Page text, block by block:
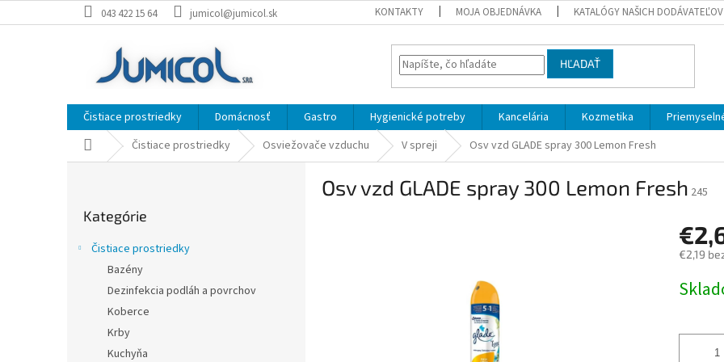
na
043 422 15 64 jumicol@jumicol.sk KONTAKTY MOJA OBJEDNÁVKA KATALÓGY NAŠICH DODÁVATEĽOV
HĽADAŤ
Čistiace prostriedky Domácnosť Gastro Hygienické potreby Kancelária Kozmetika
Domov Čistiace prostriedky Osviežovače vzduchu V spreji Osv vzd GLADE spray 300 Lemon Fresh
kategórie
Kategórie
Čistiace prostriedky
Bazény
Dezinfekcia podláh a povrchov
Koberce
Krby
Kuchyňa
Osv vzd GLADE spray 300 Lemon Fresh 245
€2,19
cena: